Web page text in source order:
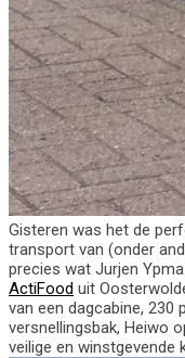
Gisteren was het de
transport van (onder
precies wat Jurjen
ActiFood uit
van een dagcabine,
versnellingsbak, Heiwo
veilige en